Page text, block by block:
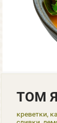
ТОМ
креветки,